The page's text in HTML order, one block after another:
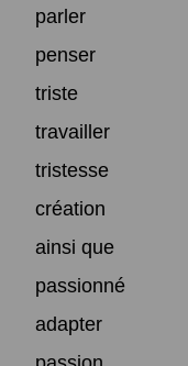
parler
penser
triste
travailler
tristesse
création
ainsi que
passionné
adapter